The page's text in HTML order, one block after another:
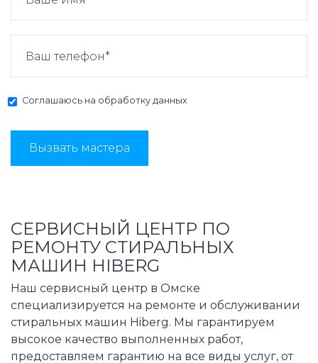
Соглашаюсь на обработку данных
Вызвать мастера
СЕРВИСНЫЙ ЦЕНТР ПО
РЕМОНТУ СТИРАЛЬНЫХ
МАШИН HIBERG
Наш сервисный центр в Омске
специализируется на ремонте и обслуживании
стиральных машин Hiberg. Мы гарантируем
высокое качество выполненных работ,
предоставляем гарантию на все виды услуг, от